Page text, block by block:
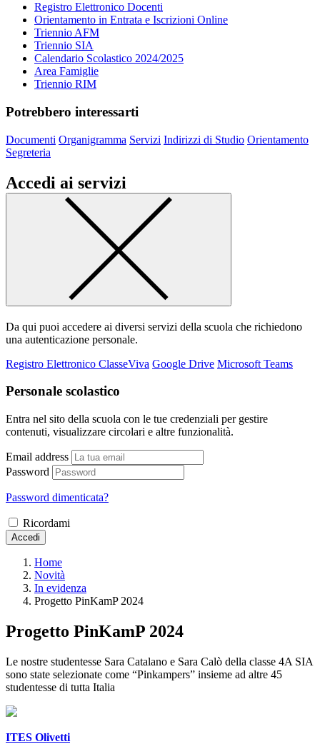
Registro Elettronico Docenti
Orientamento in Entrata e Iscrizioni Online
Triennio AFM
Triennio SIA
Calendario Scolastico 2024/2025
Area Famiglie
Triennio RIM
Potrebbero interessarti
Documenti Organigramma Servizi Indirizzi di Studio Orientamento
Segreteria
Accedi ai servizi
Da qui puoi accedere ai diversi servizi della scuola che richiedono
una autenticazione personale.
Registro Elettronico ClasseViva Google Drive Microsoft Teams
Personale scolastico
Entra nel sito della scuola con le tue credenziali per gestire
contenuti, visualizzare circolari e altre funzionalità.
Email address
Password
Password dimenticata?
Ricordami
Accedi
Home
Novità
In evidenza
Progetto PinKamP 2024
Progetto PinKamP 2024
Le nostre studentesse Sara Catalano e Sara Calò della classe 4A SIA
sono state selezionate come “Pinkampers” insieme ad altre 45
studentesse di tutta Italia
ITES Olivetti